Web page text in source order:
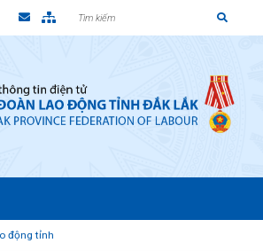
động tỉnh